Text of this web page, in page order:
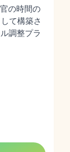
の時間の
て構築さ
調整プラ